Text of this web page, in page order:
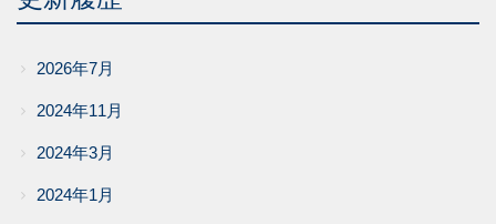
2026年7月
2024年11月
2024年3月
2024年1月